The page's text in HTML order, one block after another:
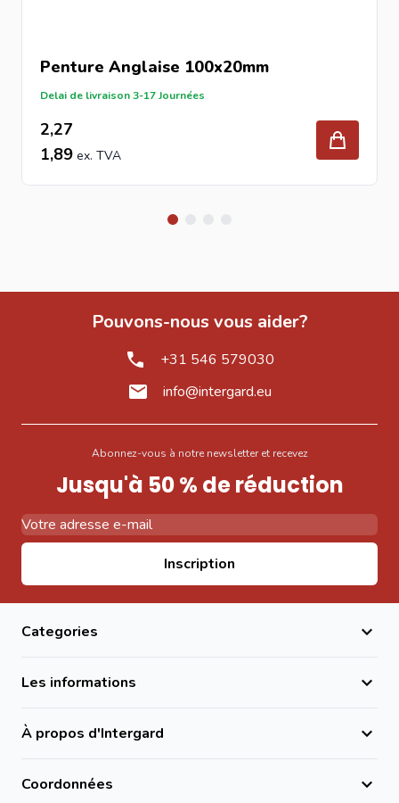
Penture Anglaise 100x20mm
Delai de livraison 3-17 Journées
2,27
1,89
Pouvons-nous vous aider?
+31 546 579030
info@intergard.eu
Abonnez-vous à notre newsletter et recevez
Jusqu'à 50 % de réduction
Inscription
Categories
Les informations
À propos d'Intergard
Coordonnées